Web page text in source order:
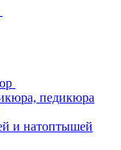
педикюра
и натоптышей